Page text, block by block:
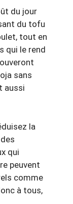
du jour
du tofu
tout en
qui le rend
sans
aussi
la
qui
peuvent
comme
à tous,